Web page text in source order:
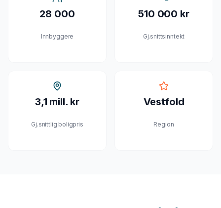
28 000
Innbyggere
510 000 kr
Gj.snittsinntekt
3,1 mill. kr
Gj.snittlig boligpris
Vestfold
Region